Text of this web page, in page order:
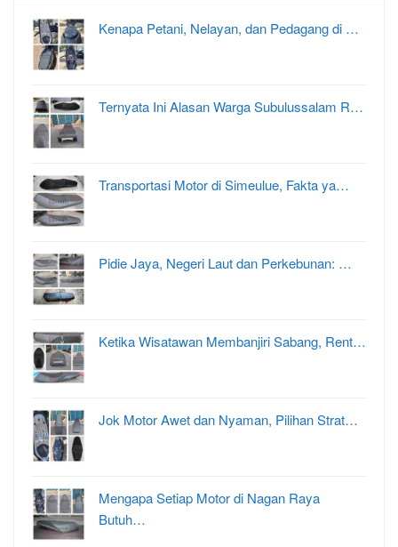
Kenapa Petani, Nelayan, dan Pedagang di …
Ternyata Ini Alasan Warga Subulussalam R…
Transportasi Motor di Simeulue, Fakta ya…
Pidie Jaya, Negeri Laut dan Perkebunan: …
Ketika Wisatawan Membanjiri Sabang, Rent…
Jok Motor Awet dan Nyaman, Pilihan Strat…
Mengapa Setiap Motor di Nagan Raya
Butuh…